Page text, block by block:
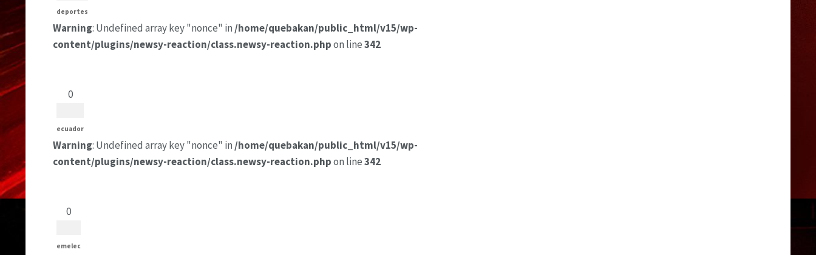
deportes
Warning: Undefined array key "nonce" in /home/quebakan/public_html/v15/wp-
content/plugins/newsy-reaction/class.newsy-reaction.phpon line342
0
ecuador
Warning: Undefined array key "nonce" in /home/quebakan/public_html/v15/wp-
content/plugins/newsy-reaction/class.newsy-reaction.phpon line342
0
emelec